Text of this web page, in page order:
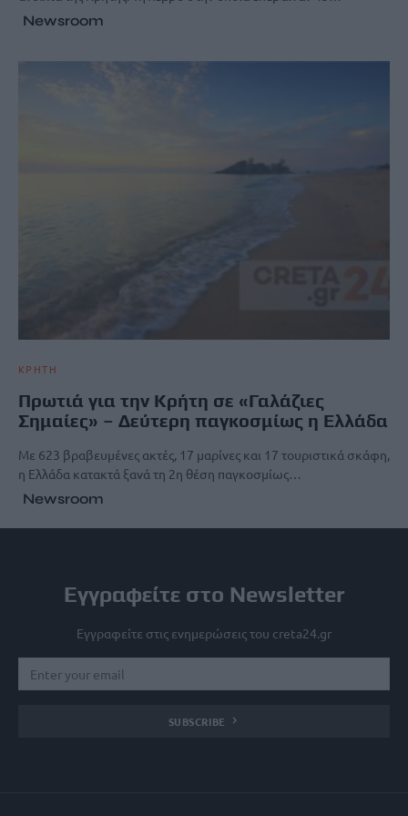
Newsroom
ΚΡΗΤΗ
Πρωτιά για την Κρήτη σε «Γαλάζιες
Σημαίες» – Δεύτερη παγκοσμίως η Ελλάδα
Με 623 βραβευμένες ακτές, 17 μαρίνες και 17 τουριστικά σκάφη,
η Ελλάδα κατακτά ξανά τη 2η θέση παγκοσμίως…
Newsroom
Εγγραφείτε στο Newsletter
Εγγραφείτε στις ενημερώσεις του creta24.gr
SUBSCRIBE